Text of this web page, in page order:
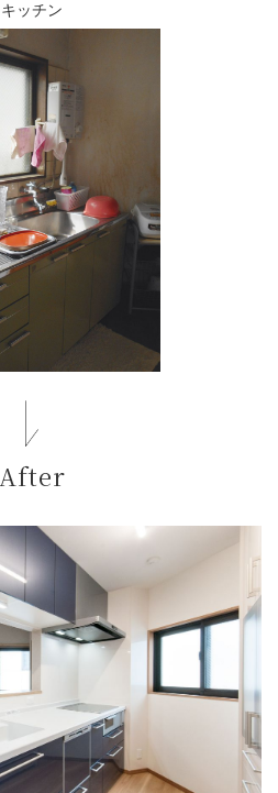
キッチン
After